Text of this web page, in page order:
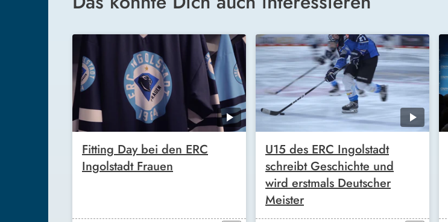
Fitting Day bei den ERC
Ingolstadt Frauen
U15 des ERC Ingolstadt
schreibt Geschichte und
wird erstmals Deutscher
Meister